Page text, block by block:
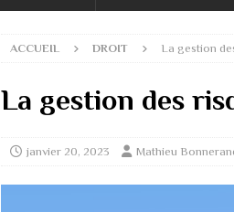
ACCUEIL DROIT La gestion
La gestion des
janvier 20, 2023 Mathieu